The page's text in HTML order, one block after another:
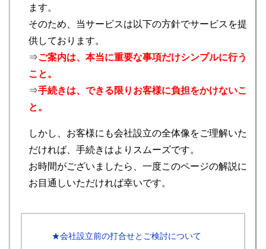
ます。
そのため、当サービスは以下の方針でサービスを提
供しております。
⇒ご案内は、本当に重要な事項だけシンプルに行う
こと。
⇒手続きは、できる限りお客様に負担をかけないこ
と。
しかし、お客様にも会社設立の全体像をご理解いた
だければ、手続きはよりスムーズです。
お時間がございましたら、一度このページの解説に
お目通しいただければ幸いです。
★会社設立前の打合せとご検討について